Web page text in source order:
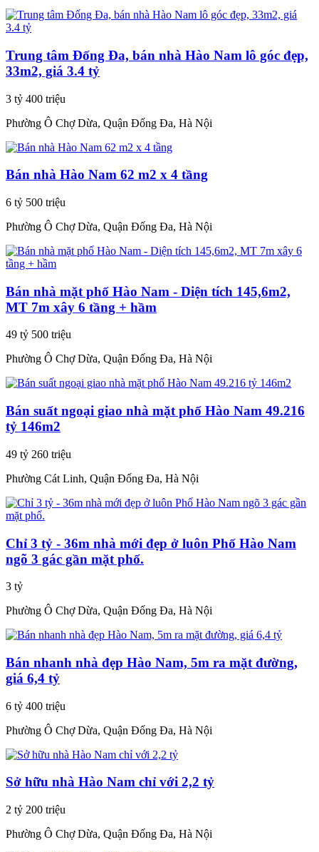
Trung tâm Đống Đa, bán nhà Hào Nam lô góc đẹp,
33m2, giá 3.4 tỷ
3 tỷ 400 triệu
Phường Ô Chợ Dừa, Quận Đống Đa, Hà Nội
Bán nhà Hào Nam 62 m2 x 4 tầng
6 tỷ 500 triệu
Phường Ô Chợ Dừa, Quận Đống Đa, Hà Nội
Bán nhà mặt phố Hào Nam - Diện tích 145,6m2,
MT 7m xây 6 tầng + hầm
49 tỷ 500 triệu
Phường Ô Chợ Dừa, Quận Đống Đa, Hà Nội
Bán suất ngoại giao nhà mặt phố Hào Nam 49.216
tỷ 146m2
49 tỷ 260 triệu
Phường Cát Linh, Quận Đống Đa, Hà Nội
Chỉ 3 tỷ - 36m nhà mới đẹp ở luôn Phố Hào Nam
ngõ 3 gác gần mặt phố.
3 tỷ
Phường Ô Chợ Dừa, Quận Đống Đa, Hà Nội
Bán nhanh nhà đẹp Hào Nam, 5m ra mặt đường,
giá 6,4 tỷ
6 tỷ 400 triệu
Phường Ô Chợ Dừa, Quận Đống Đa, Hà Nội
Sở hữu nhà Hào Nam chỉ với 2,2 tỷ
2 tỷ 200 triệu
Phường Ô Chợ Dừa, Quận Đống Đa, Hà Nội